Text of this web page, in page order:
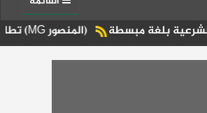
(المنصور MG) تطلق أحدث سياراتها الـ PHEV مع طراز "RX 9" مبسطة